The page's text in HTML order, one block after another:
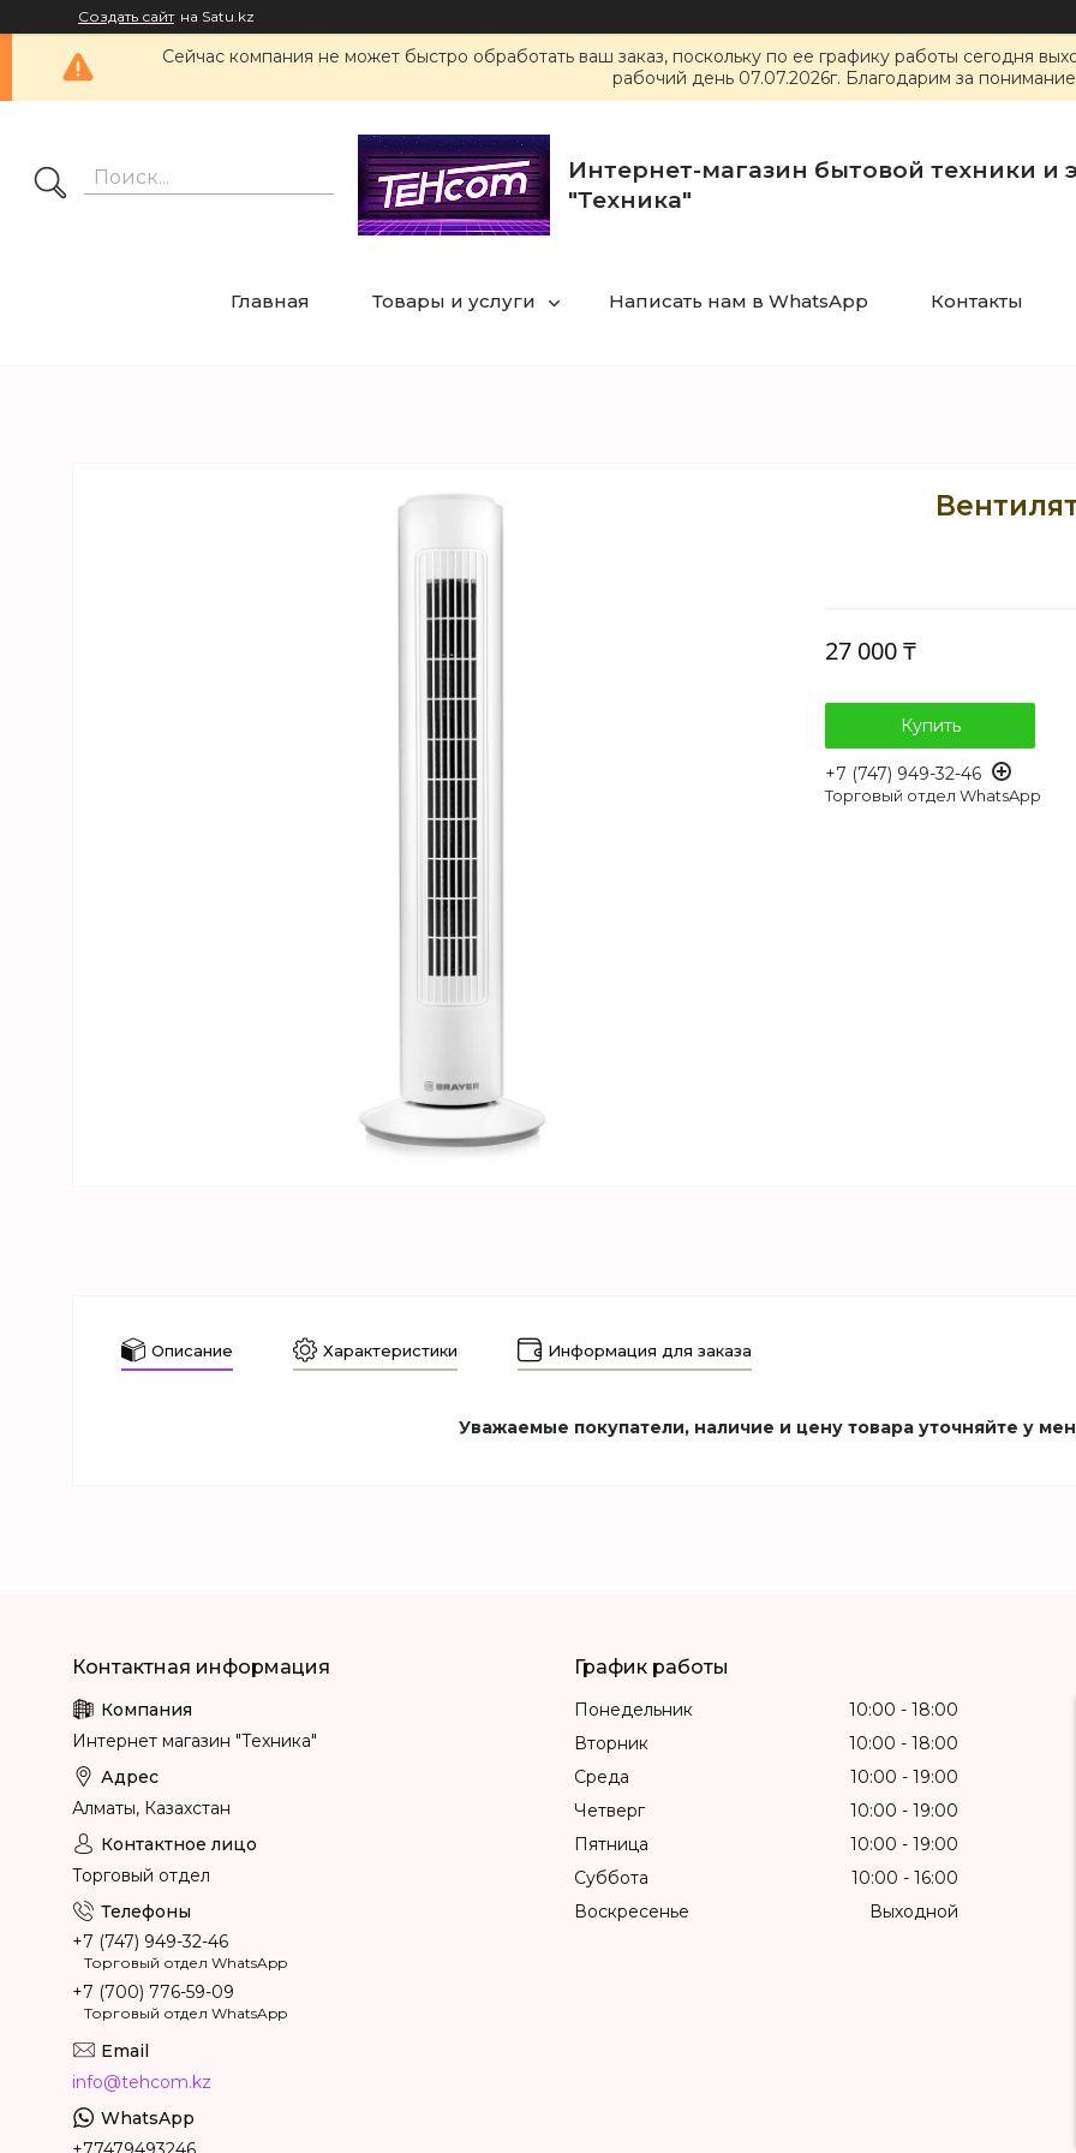
Создать сайт на Satu.kz
Сейчас компания не может быстро обработать ваш заказ, поскольку по ее графику работы сегодня
рабочий день 07.07.2026г. Благодарим за
Интернет-магазин бытовой техники и
"Техника"
Главная Товары и услуги Написать нам в WhatsApp Контакты
27 000 ₸
Купить
+7 (747) 949-32-46
Торговый отдел WhatsApp
Описание Характеристики Информация для заказа
Уважаемые покупатели, наличие и цену товара уточняйте у
Интернет магазин "Техника"
Алматы, Казахстан
Торговый отдел
+7 (747) 949-32-46
Торговый отдел WhatsApp
+7 (700) 776-59-09
Торговый отдел WhatsApp
info@tehcom.kz
График работы
Понедельник 10:00
18:00
Вторник
10:00
18:00
Среда
10:00
19:00
Четверг
10:00
19:00
Пятница
10:00
19:00
Суббота
10:00
16:00
Воскресенье
Выходной